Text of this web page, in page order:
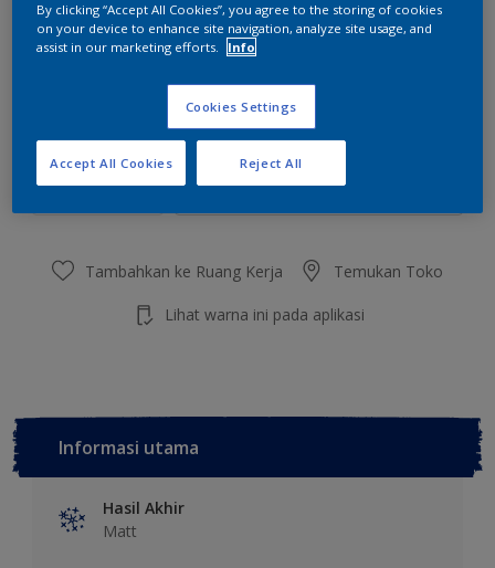
Ukuran
Jumlah Kalkulator cat
Hitung
Tambahkan ke Ruang Kerja Temukan Toko
Lihat warna ini pada aplikasi
Informasi utama
Hasil Akhir
Matt
By clicking “Accept All Cookies”, you agree to the storing of cookies
on your device to enhance site navigation, analyze site usage, and
assist in our marketing efforts.
Info
Cookies Settings
Reject All
Accept All Cookies